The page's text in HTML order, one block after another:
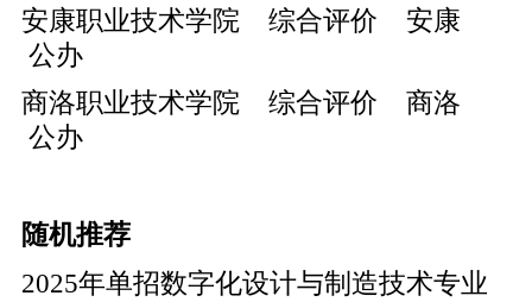
安康职业技术学院 综合评价 安康
公办
商洛职业技术学院 综合评价 商洛
公办
随机推荐
2025年单招数字化设计与制造技术专业